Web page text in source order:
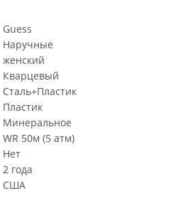
Guess
Наручные
женский
Кварцевый
Сталь+Пластик
Пластик
Минеральное
WR 50м (5 атм)
Нет
2 года
США